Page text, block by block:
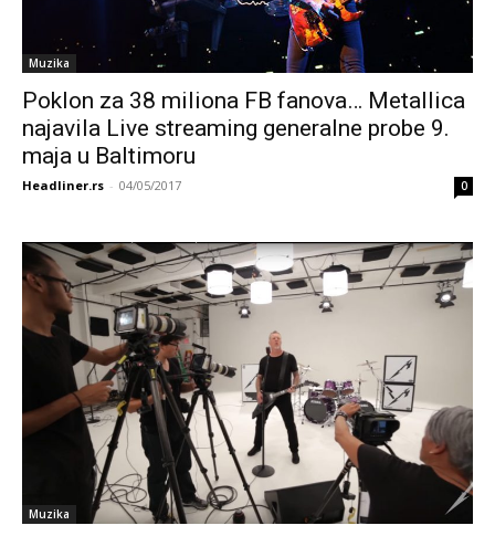
Muzika
Poklon za 38 miliona FB fanova… Metallica
najavila Live streaming generalne probe 9.
maja u Baltimoru
Headliner.rs - 04/05/2017 0
Muzika